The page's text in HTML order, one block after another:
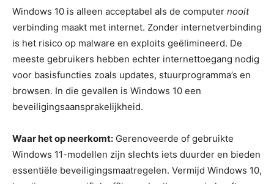
Windows 10 is alleen acceptabel als de computer nooit
verbinding maakt met internet. Zonder internetverbinding
is het risico op malware en exploits geëlimineerd. De
meeste gebruikers hebben echter internettoegang nodig
voor basisfuncties zoals updates, stuurprogramma’s en
browsen. In die gevallen is Windows 10 een
beveiligingsaansprakelijkheid.
Waar het op neerkomt: Gerenoveerde of gebruikte
Windows 11-modellen zijn slechts iets duurder en bieden
essentiële beveiligingsmaatregelen. Vermijd Windows 10,